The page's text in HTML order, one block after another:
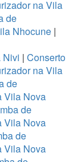
na Vila
de
Nhocune |
Nivi | Conserto
na Vila
de
Vila Nova
de
Vila Nova
de
Vila Nova